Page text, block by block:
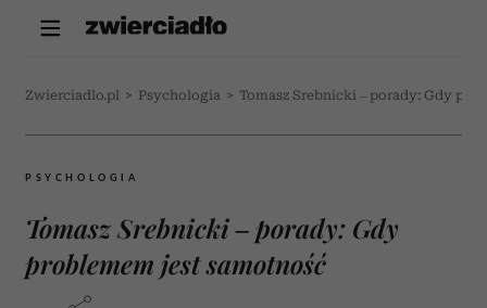
Zwierciadlo.pl > Psychologia > Tomasz Srebnicki – porady: Gdy
PSYCHOLOGIA
Tomasz Srebnicki – porady: Gdy
problemem jest samotność